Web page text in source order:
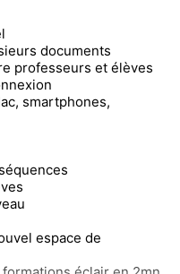
documents
professeurs et élèves
smartphones,
espace de